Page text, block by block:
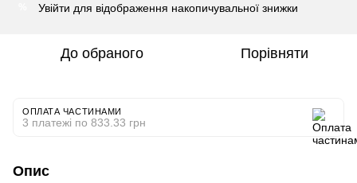
Увійти для відображення накопичувальної знижки
До обраного Порівняти
ОПЛАТА ЧАСТИНАМИ
3 платежі по 833.33 грн
Опис